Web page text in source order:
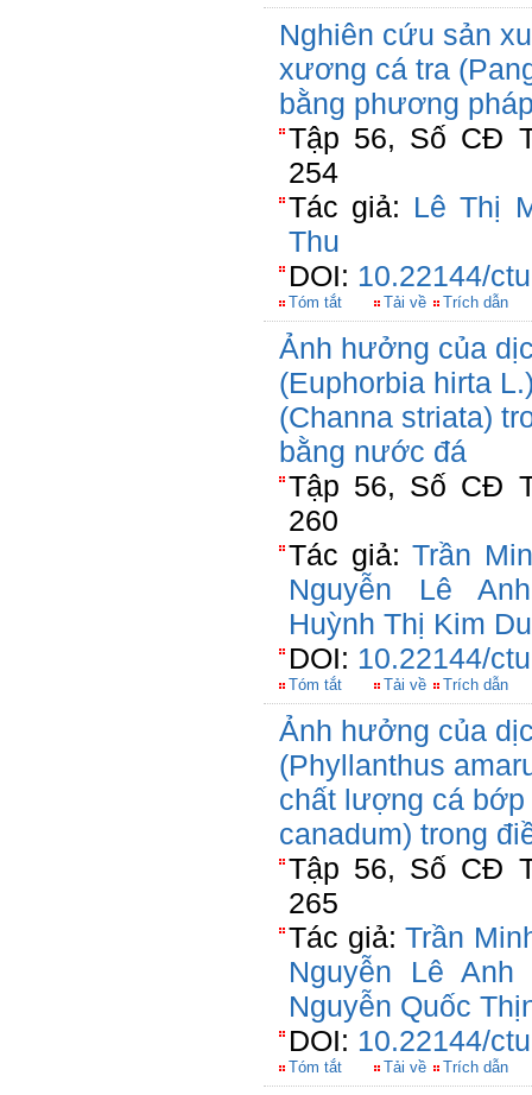
Nghiên cứu sản
xương cá tra
bằng phương
Tập 56, Số CĐ
254
Tác giả: Lê Thị
Thu
DOI: 10.22144/
Tóm tắt Tải về Trích dẫn
Ảnh hưởng của
(Euphorbia hirta
(Channa striata)
bằng nước đá
Tập 56, Số CĐ
260
Tác giả:Trần
Nguyễn Lê
Huỳnh Thị Kim
DOI: 10.22144/
Tóm tắt Tải về Trích dẫn
Ảnh hưởng của
(Phyllanthus
chất lượng cá
canadum) trong
Tập 56, Số CĐ
265
Tác giả: Trần
Nguyễn Lê Anh
Nguyễn Quốc
DOI: 10.22144/
Tóm tắt Tải về Trích dẫn